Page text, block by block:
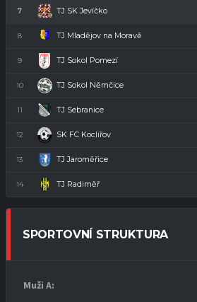
7 TJ SK Jevíčko
8 TJ Mladějov na Moravě
9 TJ Sokol Pomezí
10 TJ Sokol Němčice
11 TJ Sebranice
12 SK FC Koclířov
13 TJ Jaroměřice
14 TJ Radiměř
SPORTOVNÍ STRUKTURA
Muži A: